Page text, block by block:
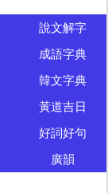
說文解字
成語字典
韓文字典
黃道吉日
好詞好句
廣韻